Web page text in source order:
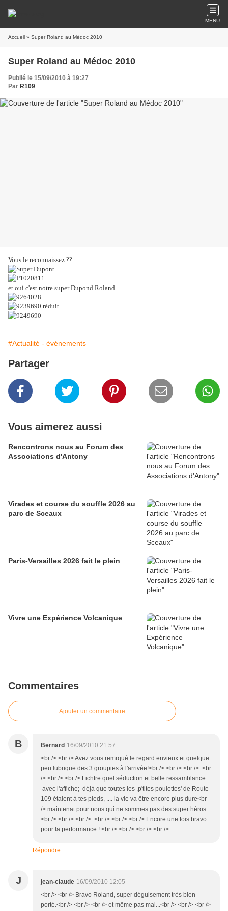
MENU
Accueil » Super Roland au Médoc 2010
Super Roland au Médoc 2010
Publié le 15/09/2010 à 19:27
Par R109
Vous le reconnaissez ??
et oui c'est notre super Dupond Roland...
#Actualité - événements
Partager
Vous aimerez aussi
Rencontrons nous au Forum des
Associations d'Antony
Virades et course du souffle 2026 au
parc de Sceaux
Paris-Versailles 2026 fait le plein
Vivre une Expérience Volcanique
Commentaires
Ajouter un commentaire
B Bernard 16/09/2010 21:57
<br /> <br /> Avez vous remrqué le regard envieux et quelque
peu lubrique des 3 groupies à l'arrivée!<br /> <br /> <br /> <br
/> <br /> <br /> Fichtre quel séduction et belle ressamblance
avec l'affiche; déjà que toutes les ,p'tites poulettes' de Route
109 étaient à tes pieds, .... la vie va être encore plus dure<br
/> maintenat pour nous qui ne sommes pas des super héros.
<br /> <br /> <br /> <br /> <br /> <br /> Encore une fois bravo
pour la performance ! <br /> <br /> <br /> <br />
Répondre
J jean-claude 16/09/2010 12:05
<br /> <br /> Bravo Roland, super déguisement très bien
porté.<br /> <br /> <br /> et même pas mal...<br /> <br /> <br />